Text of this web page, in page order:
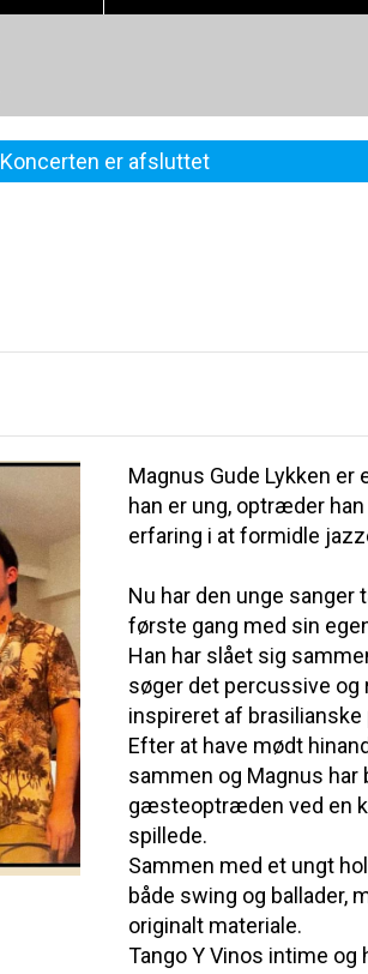
Koncerten er afsluttet
Magnus Gude Lykken er
han er ung, optræder
erfaring i at formidle
Nu har den unge
første gang med sin
Han har slået sig
søger det percussive
inspireret af brasilianske
Efter at have mødt
sammen og Magnus
gæsteoptræden ved en
spillede.
Sammen med et ungt
både swing og ballader,
originalt materiale.
Tango Y Vinos intime og